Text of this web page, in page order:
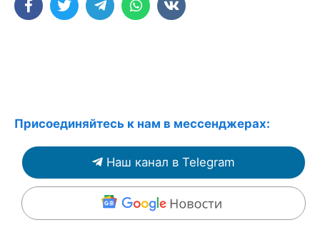
Присоединяйтесь к нам в мессенджерах:
Наш канал в Telegram